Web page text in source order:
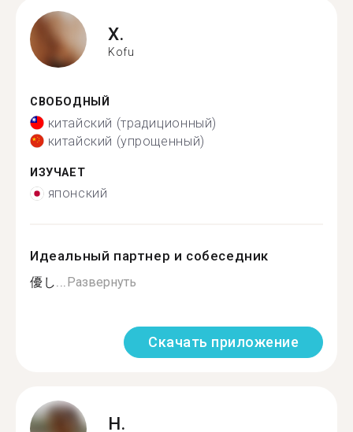
X.
Kofu
СВОБОДНЫЙ
китайский (традиционный)
китайский (упрощенный)
ИЗУЧАЕТ
японский
Идеальный партнер и собеседник
優し...Развернуть
Скачать приложение
H.